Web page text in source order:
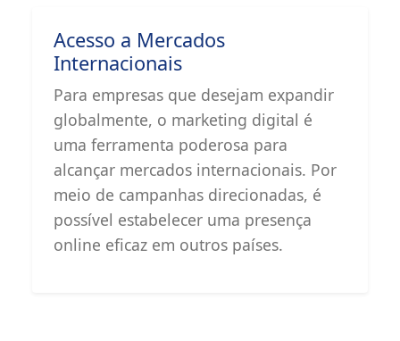
Acesso a Mercados
Internacionais
Para empresas que desejam expandir
globalmente, o marketing digital é
uma ferramenta poderosa para
alcançar mercados internacionais. Por
meio de campanhas direcionadas, é
possível estabelecer uma presença
online eficaz em outros países.